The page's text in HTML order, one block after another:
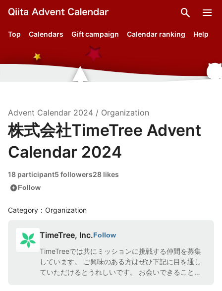
search menu
Top Calendars Gift campaign Calendar ranking Help
Advent Calendar 2024 / Organization
株式会社TimeTree Advent
Calendar 2024
18 participant5 followers28 likes
add_circleFollow
Category：Organization
TimeTree, Inc.Follow
TimeTreeでは共にミッションに挑戦する仲間を募集
しています。 ご興味のある方はぜひ下記に目を通し
ていただけるとうれしいです。 お会いできることを